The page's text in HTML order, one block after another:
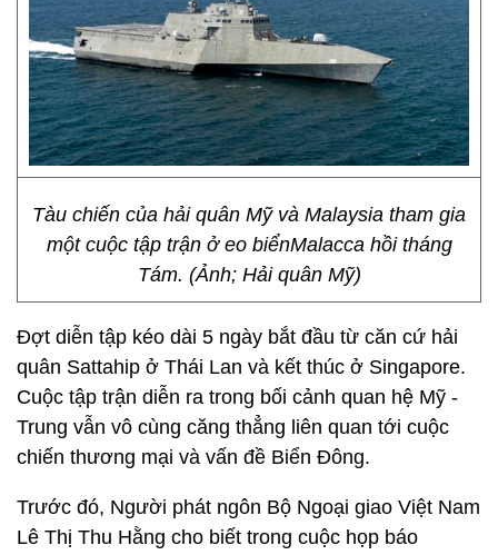
Tàu chiến của hải quân Mỹ và Malaysia tham gia
một cuộc tập trận ở eo biểnMalacca hồi tháng
Tám. (Ảnh; Hải quân Mỹ)
Đợt diễn tập kéo dài 5 ngày bắt đầu từ căn cứ hải
quân Sattahip ở Thái Lan và kết thúc ở Singapore.
Cuộc tập trận diễn ra trong bối cảnh quan hệ Mỹ -
Trung vẫn vô cùng căng thẳng liên quan tới cuộc
chiến thương mại và vấn đề Biển Đông.
Trước đó, Người phát ngôn Bộ Ngoại giao Việt Nam
Lê Thị Thu Hằng cho biết trong cuộc họp báo